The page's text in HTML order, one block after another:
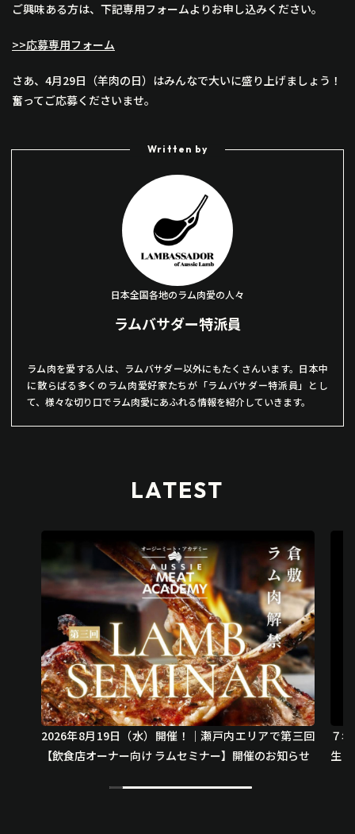
ご興味ある方は、下記専用フォームよりお申し込みください。
>>応募専用フォーム
さあ、4月29日（羊肉の日）はみんなで大いに盛り上げましょう！
奮ってご応募くださいませ。
Written by
日本全国各地のラム肉愛の人々
ラムバサダー特派員
ラム肉を愛する人は、ラムバサダー以外にもたくさんいます。日本中
に散らばる多くのラム肉愛好家たちが「ラムバサダー特派員」とし
て、様々な切り口でラム肉愛にあふれる情報を紹介していきます。
LATEST
2026年8月19日（水）開催！｜瀬戸内エリアで第三回
【飲食店オーナー向け ラムセミナー】開催のお知らせ
７
生